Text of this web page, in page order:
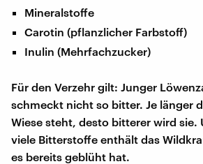
Mineralstoffe
Carotin (pflanzlicher Farbstoff)
Inulin (Mehrfachzucker)
Für den Verzehr gilt: Junger
schmeckt nicht so bitter. Je länger
Wiese steht, desto bitterer wird sie.
viele Bitterstoffe enthält das
es bereits geblüht hat.